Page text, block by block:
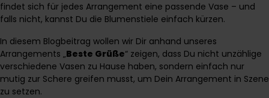
findet sich für jedes Arrangement eine passende Vase – und
falls nicht, kannst Du die Blumenstiele einfach kürzen.
In diesem Blogbeitrag wollen wir Dir anhand unseres
Arrangements „Beste Grüße“ zeigen, dass Du nicht unzählige
verschiedene Vasen zu Hause haben, sondern einfach nur
mutig zur Schere greifen musst, um Dein Arrangement in Szene
zu setzen.